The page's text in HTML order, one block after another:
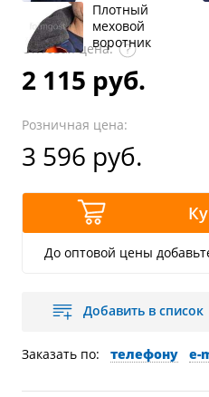
Плотный
меховой
воротник
Оптовая цена:
2 115 руб.
Розничная цена:
3 596 руб.
До оптовой цены
Добавить в список
Заказать по: телефону e-